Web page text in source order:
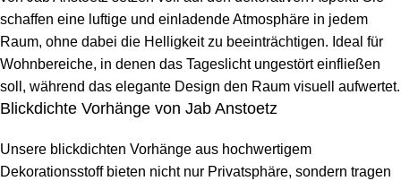
schaffen eine luftige und einladende Atmosphäre in jedem
Raum, ohne dabei die Helligkeit zu beeinträchtigen. Ideal für
Wohnbereiche, in denen das Tageslicht ungestört einfließen
soll, während das elegante Design den Raum visuell aufwertet.
Blickdichte Vorhänge von Jab Anstoetz
Unsere blickdichten Vorhänge aus hochwertigem
Dekorationsstoff bieten nicht nur Privatsphäre, sondern tragen